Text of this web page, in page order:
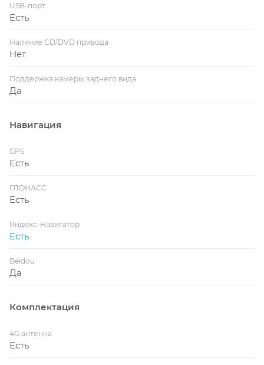
USB-порт
Есть
Наличие CD/DVD привода
Нет
Поддержка камеры заднего вида
Да
Навигация
GPS
Есть
ГЛОНАСС
Есть
Яндекс-Навигатор
Есть
Beidou
Да
Комплектация
4G антенна
Есть